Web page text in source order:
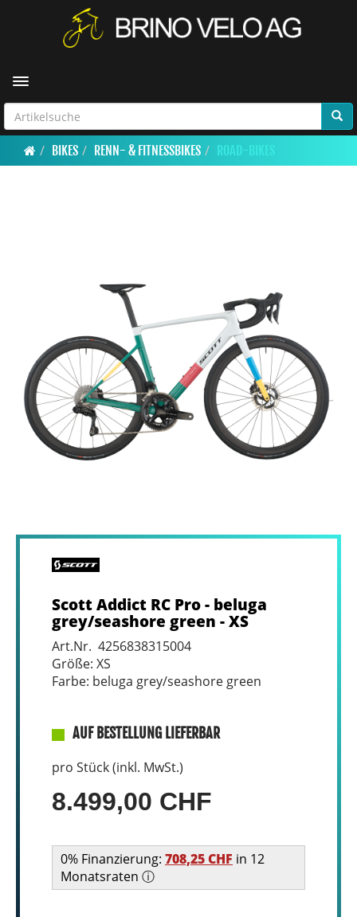
Toggle navigation
BIKES RENN- & FITNESSBIKES ROAD-BIKES
Scott Addict RC Pro - beluga
grey/seashore green - XS
Art.Nr. 4256838315004
Größe: XS
Farbe: beluga grey/seashore green
AUF BESTELLUNG LIEFERBAR
pro Stück (inkl. MwSt.)
8.499,00 CHF
0% Finanzierung: 708,25 CHF in 12
Monatsraten ⓘ